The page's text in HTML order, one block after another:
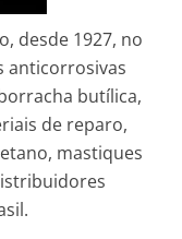
desde 1927, no
anticorrosivas
butílica,
de reparo,
mastiques